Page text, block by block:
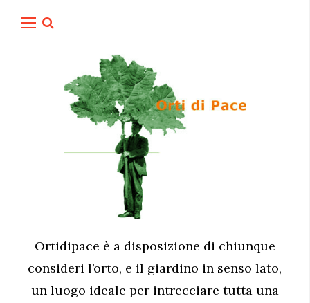
Ortidipace è a disposizione di chiunque
consideri l’orto, e il giardino in senso lato,
un luogo ideale per intrecciare tutta una